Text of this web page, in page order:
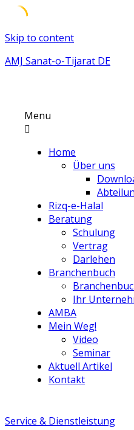
Skip to content
AMJ Sanat-o-Tijarat DE
Menu
Home
Über uns
Rizq-e-Halal
Beratung
Schulung
Vertrag
Darlehen
Branchenbuch
Ihr
AMBA
Mein Weg!
Video
Seminar
Aktuell Artikel
Kontakt
Service & Dienstleistung